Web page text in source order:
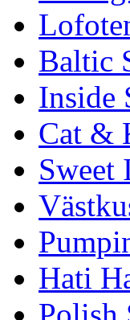
Baltic
Inside
Cat &
Sweet
Hati